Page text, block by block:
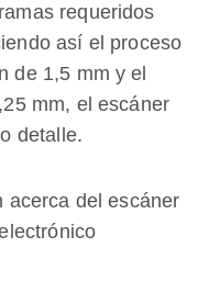
requeridos
así el proceso
de 1,5 mm y el
mm, el escáner
detalle.
acerca del escáner